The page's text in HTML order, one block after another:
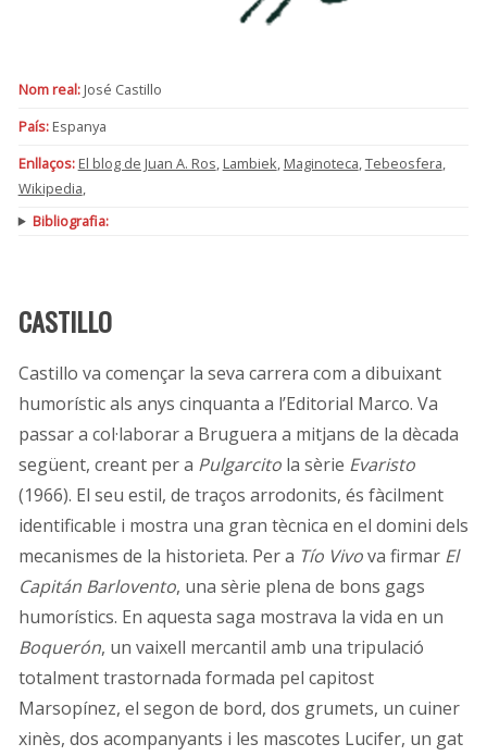
Nom real:José Castillo
País:Espanya
Enllaços: El blog de Juan A. Ros, Lambiek, Maginoteca,Tebeosfera,
Wikipedia,
Bibliografia:
CASTILLO
Castillo va començar la seva carrera com a dibuixant
humorístic als anys cinquanta a l’Editorial Marco. Va
passar a col·laborar a Bruguera a mitjans de la dècada
següent, creant per a Pulgarcitola sèrie Evaristo
(1966). El seu estil, de traços arrodonits, és fàcilment
identificable i mostra una gran tècnica en el domini dels
mecanismes de la historieta. Per a Tío Vivova firmar El
Capitán Barlovento, una sèrie plena de bons gags
humorístics. En aquesta saga mostrava la vida en un
Boquerón, un vaixell mercantil amb una tripulació
totalment trastornada formada pel capitost
Marsopínez, el segon de bord, dos grumets, un cuiner
xinès, dos acompanyants i les mascotes Lucifer, un gat